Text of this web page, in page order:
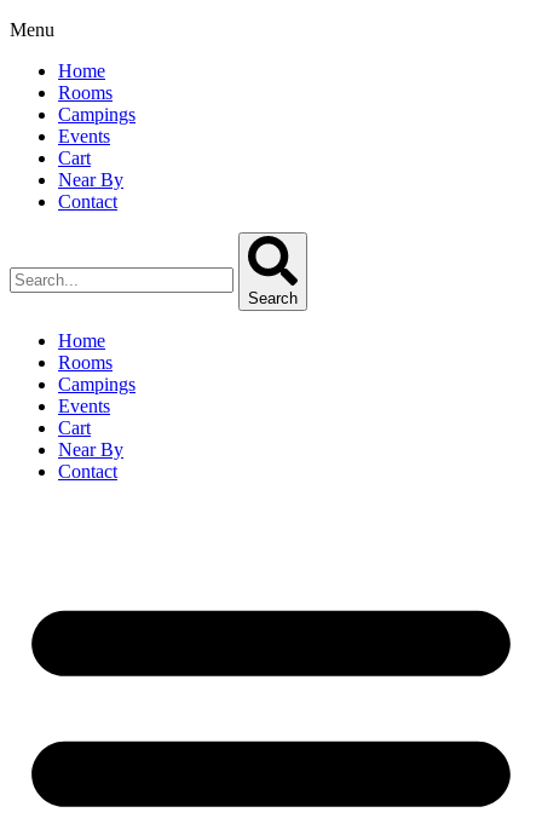
Menu
Home
Rooms
Campings
Events
Cart
Near By
Contact
Search
Home
Rooms
Campings
Events
Cart
Near By
Contact